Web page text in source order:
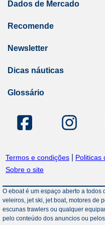
Dados de Mercado
Recomende
Newsletter
Dicas náuticas
Glossário
Termos e condições Politicas
Sobre o site
O eboat é um espaço aberto a
veleiros, jet ski, jet boat, motores de
escunas trawlers ou qualquer
pelo conteúdo dos anuncios ou